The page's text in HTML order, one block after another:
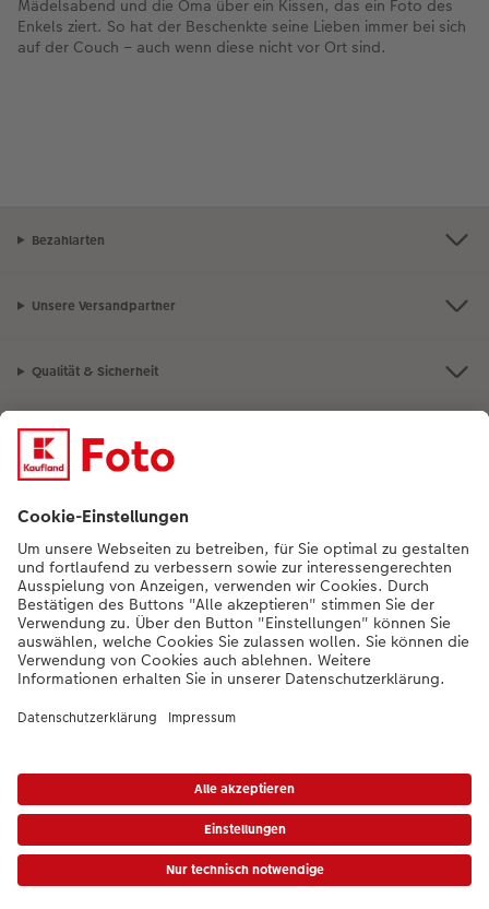
Mädelsabend und die Oma über ein Kissen, das ein Foto des
Enkels ziert. So hat der Beschenkte seine Lieben immer bei sich
auf der Couch – auch wenn diese nicht vor Ort sind.
Bezahlarten
Unsere Versandpartner
Qualität & Sicherheit
Nachhaltigkeit bei CEWE
Informationen
Sortiment
Mo. bis Sa.: 8:00 – 20:00 Uhr und So.: 10:00 – 18:00 Uhr
*Die Preise gelten inkl. MwSt. zzgl. Versandkosten (ggf. auch bei Filialabholung)
Das abgebildete Produkt hat ggfs. einen höheren Preis.